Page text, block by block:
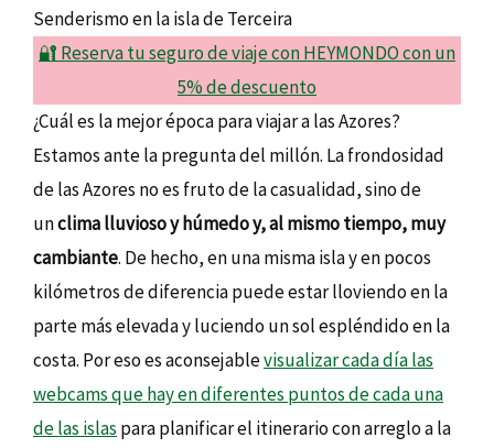
Senderismo en la isla de Terceira
🔐 Reserva tu seguro de viaje con HEYMONDO con un
5% de descuento
¿Cuál es la mejor época para viajar a las Azores?
Estamos ante la pregunta del millón. La frondosidad
de las Azores no es fruto de la casualidad, sino de
unclima lluvioso y húmedo y, al mismo tiempo, muy
cambiante. De hecho, en una misma isla y en pocos
kilómetros de diferencia puede estar lloviendo en la
parte más elevada y luciendo un sol espléndido en la
costa. Por eso es aconsejablevisualizar cada día las
webcams que hay en diferentes puntos de cada una
de las islas para planificar el itinerario con arreglo a la